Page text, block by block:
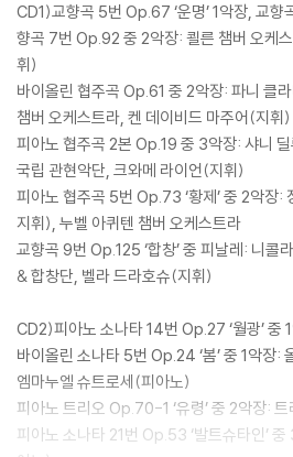
CD1)교향곡 5번 Op.67 ‘운명’ 1악장, 교향
향곡 7번 Op.92 중 2악장: 쾰른 챔버 오케
휘)
바이올린 협주곡 Op.61 중 2악장: 파니 클
챔버 오케스트라, 켄 데이비드 마주어(지휘)
피아노 협주곡 2본 Op.19 중 3악장: 샤니
국립 관현악단, 크와메 라이언(지휘)
피아노 협주곡 5번 Op.73 ‘황제’ 중 2악장
지휘), 누벨 아퀴텐 챔버 오케스트라
교향곡 9번 Op.125 ‘합창’ 중 피날레: 니콜
& 합창단, 벨라 드라호슈(지휘)
CD2)피아노 소나타 14번 Op.27 ‘월광’ 중
바이올린 소나타 5번 Op.24 ‘봄’ 중 1악장:
엠마누엘 슈트로세(피아노)
피아노 트리오 Op.70-1 ‘유령’ 중 2악장: 트
피아노 소나타 21번 Op.53 ‘발트슈타인’